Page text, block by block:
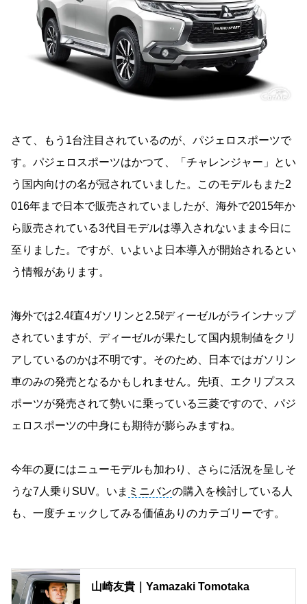
さて、もう1台注目されているのが、パジェロスポーツで
す。パジェロスポーツはかつて、「チャレンジャー」とい
う国内向けの名が冠されていました。このモデルもまた2
016年まで日本で販売されていましたが、海外で2015年か
ら販売されている3代目モデルは導入されないまま今日に
至りました。ですが、いよいよ日本導入が開始されるとい
う情報があります。
海外では2.4ℓ直4ガソリンと2.5ℓディーゼルがラインナップ
されていますが、ディーゼルが果たして国内規制値をクリ
アしているのかは不明です。そのため、日本ではガソリン
車のみの発売となるかもしれません。先頃、エクリプスス
ポーツが発売されて勢いに乗っている三菱ですので、パジ
ェロスポーツの中身にも期待が膨らみますね。
今年の夏にはニューモデルも加わり、さらに活況を呈しそ
うな7人乗りSUV。いま ミニバンの購入を検討している人
も、一度チェックしてみる価値ありのカテゴリーです。
山崎友貴｜Yamazaki Tomotaka